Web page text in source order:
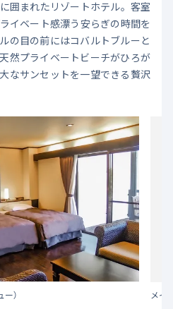
囲まれたリゾートホテル。客室
イベート感漂う安らぎの時間を
の目の前にはコバルトブルーと
然プライベートビーチがひろが
なサンセットを一望できる贅沢
） メイ